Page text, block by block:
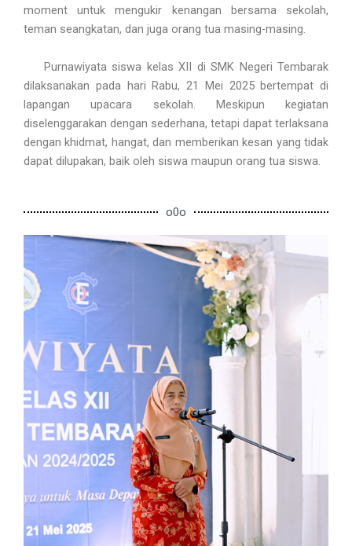
moment untuk mengukir kenangan bersama sekolah,
teman seangkatan, dan juga orang tua masing-masing.
Purnawiyata siswa kelas XII di SMK Negeri Tembarak
dilaksanakan pada hari Rabu, 21 Mei 2025 bertempat di
lapangan upacara sekolah. Meskipun kegiatan
diselenggarakan dengan sederhana, tetapi dapat terlaksana
dengan khidmat, hangat, dan memberikan kesan yang tidak
dapat dilupakan, baik oleh siswa maupun orang tua siswa.
o0o